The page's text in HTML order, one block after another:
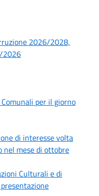
2026/2028,
2026
per il giorno
di interesse volta
nel mese di ottobre
Culturali e di